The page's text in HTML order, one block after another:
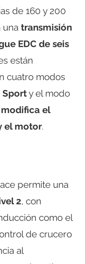
de 160 y 200
una transmisión
EDC de seis
están
cuatro modos
Sporty el modo
modifica el
el motor.
permite una
2, con
como el
de crucero
al